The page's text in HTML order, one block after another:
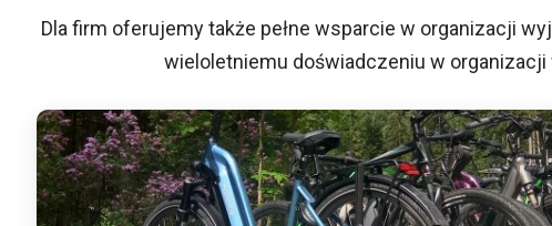
Dla firm oferujemy także pełne wsparcie w organizacji
wieloletniemu doświadczeniu w